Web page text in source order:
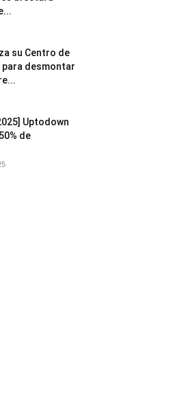
su Centro de
desmontar
Uptodown
de